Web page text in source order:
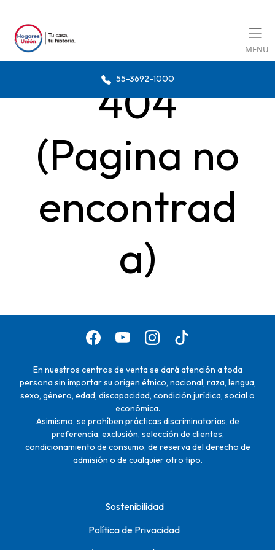
MENU
55-3692-1000
404
(Pagina no
encontrad
a)
En nuestros centros de venta se dará atención a toda
persona sin importar su origen étnico, nacional, raza, lengua,
sexo, género, edad, discapacidad, condición jurídica, social o
económica.
Asimismo, se prohíben prácticas discriminatorias, de
preferencia, exclusión, selección de clientes,
condicionamiento de consumo, de reserva del derecho de
admisión o de cualquier otro tipo.
Sostenibilidad
Política de Privacidad